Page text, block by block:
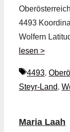
4493
Wolfern
lesen >
4493,
Steyr-Land,
Maria Laah